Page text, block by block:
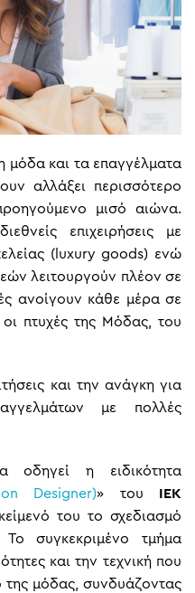
μόδα και τα επαγγέλματα
αλλάξει περισσότερο
μισό αιώνα.
επιχειρήσεις με
(luxury goods) ενώ
λειτουργούν πλέον σε
ανοίγουν κάθε μέρα σε
πτυχές της Μόδας, του
και την ανάγκη για
με πολλές
οδηγεί η ειδικότητα
Designer)» του ΙΕΚ
του το σχεδιασμό
συγκεκριμένο τμήμα
και την τεχνική που
της μόδας, συνδυάζοντας